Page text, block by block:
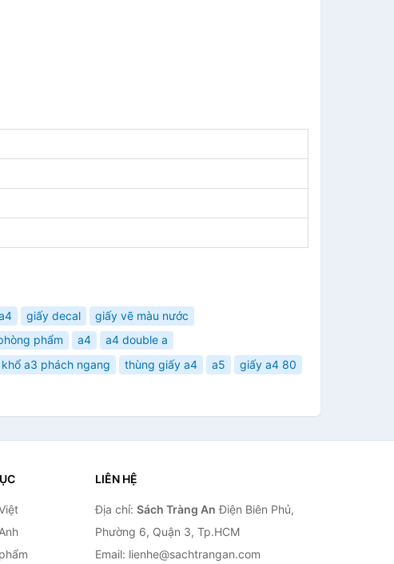
giấy decal
giấy vẽ màu nước
phẩm a4
a4 double a
a3 phách ngang thùng giấy a4 a5 giấy a4 80
LIÊN HỆ
Địa chỉ: Sách Tràng An Điện Biên Phủ,
Phường 6, Quận 3, Tp.HCM
Email: lienhe@sachtrangan.com